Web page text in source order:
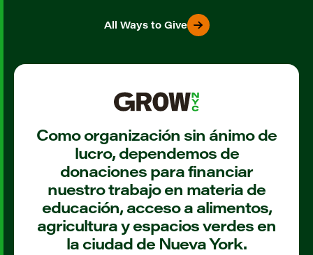
All Ways to Give
Como organización sin ánimo de
lucro, dependemos de
donaciones para financiar
nuestro trabajo en materia de
educación, acceso a alimentos,
agricultura y espacios verdes en
la ciudad de Nueva York.